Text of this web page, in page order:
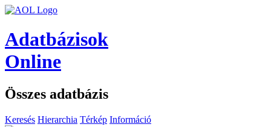
Adatbázisok
Online
Összes adatbázis
Keresés Hierarchia Térkép Információ